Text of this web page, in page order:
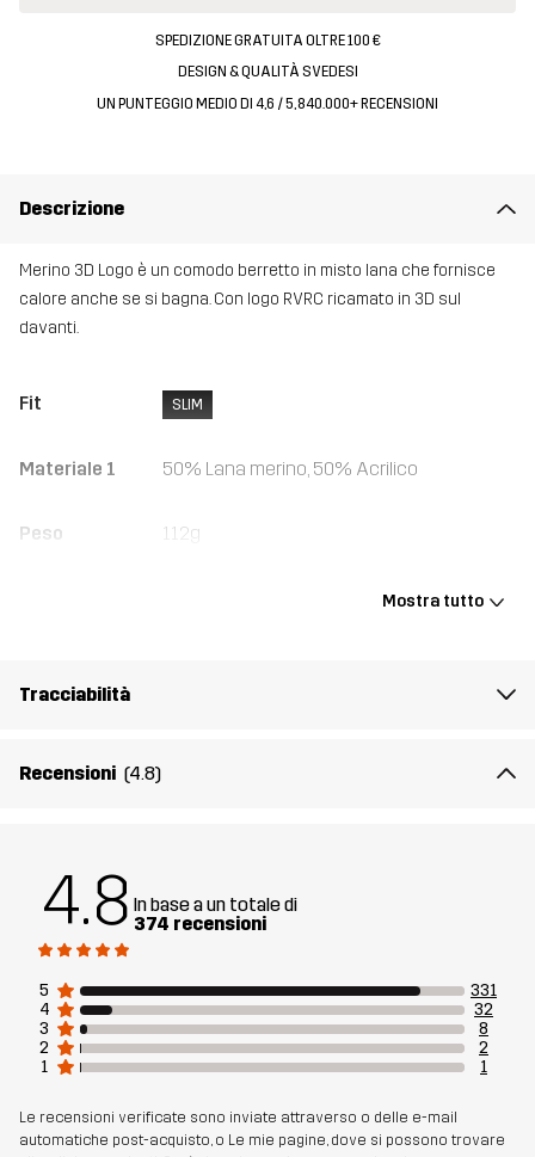
SPEDIZIONE GRATUITA OLTRE 100 €
DESIGN & QUALITÀ SVEDESI
UN PUNTEGGIO MEDIO DI 4,6 / 5, 840.000+ RECENSIONI
Descrizione
Merino 3D Logo è un comodo berretto in misto lana che fornisce
calore anche se si bagna. Con logo RVRC ricamato in 3D sul
davanti.
Fit SLIM
Materiale 1 50% Lana merino, 50% Acrilico
Peso 112g
USO QUOTIDIANO
articolo
Mostra tutto
Tracciabilità
Recensioni (4.8)
4.8 In base a un totale di
374 recensioni
5
331
4
32
3
8
2
2
1
1
Le recensioni verificate sono inviate attraverso o delle e-mail
automatiche post-acquisto, o Le mie pagine, dove si possono trovare